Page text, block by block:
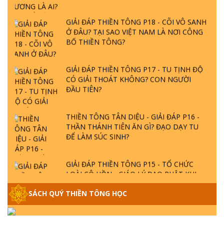
GIẢI ĐÁP THIỀN TÔNG P18 - CÕI VÔ SANH
Ở ĐÂU? TẠI SAO VIỆT NAM LÀ NƠI CÔNG
BỐ THIỀN TÔNG?
GIẢI ĐÁP THIỀN TÔNG P17 - TU TỊNH ĐỘ
CÓ GIẢI THOÁT KHÔNG? CON NGƯỜI
ĐẦU TIÊN?
THIỀN TÔNG TÂN DIỆU - GIẢI ĐÁP P16 -
THẦN THÁNH TIÊN ĂN GÌ? ĐẠO DẠY TU
ĐỂ LÀM SÚC SINH?
GIẢI ĐÁP THIỀN TÔNG P15 - TỔ CHỨC
LOÀI CÔ HỒN - GIÁO LÝ ĐẠO PHẬT KHI
GIẢI ĐÁP THIỀN TÔNG ĐẶC BIỆT - P14 -
NGUỒN GỐC ÂM LỊCH DƯƠNG LỊCH -
SÁCH QUÝ THIỀN TÔNG HỌC